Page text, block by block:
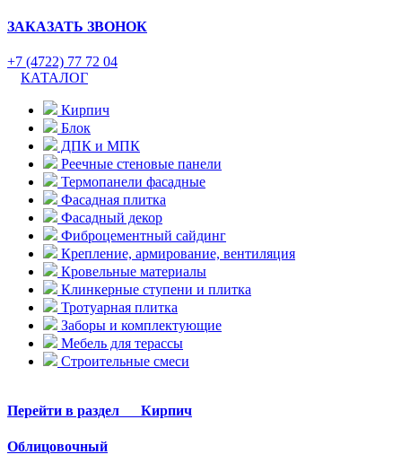
ЗАКАЗАТЬ ЗВОНОК
+7 (4722) 77 72 04
КАТАЛОГ
Кирпич
Блок
ДПК и МПК
Реечные стеновые панели
Термопанели фасадные
Фасадная плитка
Фасадный декор
Фиброцементный сайдинг
Крепление, армирование, вентиляция
Кровельные материалы
Клинкерные ступени и плитка
Тротуарная плитка
Заборы и комплектующие
Мебель для терассы
Строительные смеси
Перейти в раздел Кирпич
Облицовочный